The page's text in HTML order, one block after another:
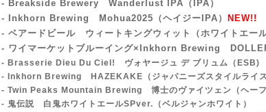
- Breakside Brewery Wanderlust IPA （IPA）
- Inkhorn Brewing Mohua2025（ヘイジーIPA）
NEW!!
- ベアードビール ウィートキングウィット（ホワイトエー
- ワイマーケットブルーイング×Inkhorn Brewing
- Brasserie Dieu Du Ciel! ヴォヤージュ デ ブリュム（ESB)
- Inkhorn Brewing HAZEKAKE（ジャパニーズスタイルライス
- Twin Peaks Mountain Brewing 博士のヴァイツェン（ヘーフ
- 鬼伝説 白鬼ホワイトエールSPver. （ベルジャンホワイト）